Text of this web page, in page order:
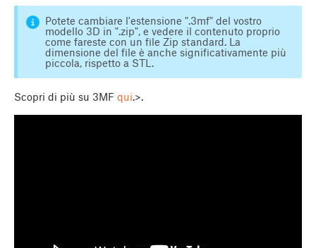
Potete cambiare l'estensione ".3mf" del vostro
modello 3D in ".zip", e vedere il contenuto proprio
come fareste con un file Zip standard. La
dimensione del file è anche significativamente più
piccola, rispetto a STL.
Scopri di più su 3MF qui.>.